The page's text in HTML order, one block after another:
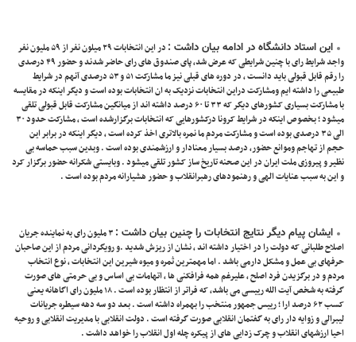
این استاد دانشگاه در ادامه بیان داشت :
در این انتخابات ۲۹ میلون نفر از ۵۹ ملیون نفر
واجد شرایط رای با چنین شرایطی که عرض شد، پای صندوق های رای حاضر شدند و حضور ۴۹ درصدی
را رقم قابل قبولی باید دانست ، در دوره های قبلی نیز ما مشارکت ۵۱ و ۵۳ درصدی آنهم در شرایط
طبیعی را داشته ایم ومشارکت دراین انتخابات نزدیک به ان انتخابات بوده است و دیگر اینکه در مقایسه
با مشارکت بسیاری کشورهای دیگر که ۳۳ تا ۶۰ درصد داشته اند از میانگین مشارکت قابل قبولی تلقی
میشود ؛ بخصوص اینکه در شرایط کرونا درکشورهایی که انتخابات برگزارشده است ، مشارکت حدود ۳۰
الی ۳۵ درصدی بوده است و مشارکت مردم ما نمره بالاتری اخذ کرده است ، دیگر اینکه در برابر این
حجم از تهاجم وموانع حضور، درصد بسیار معنادار و ارزشمندی بوده است . وبدین سبب حماسه بی
نظیر و پیروزی ملت ایران در این صحنه تاریخ ساز کشور تلقی میشود . وبایستی شکرانه حضور برگزار کرد
و این به سبب عنایات الهی و رهنمودهای رهبرانقلاب و حضور هشیارانه مردم بوده است .
ایشان پیام دیگر نتایج انتخابات را چنین بیان داشت :
۳ ملیون رای به نماینده جریان
اصلاح طلبانی که دولت را در اختیار داشته اند ، نشان از ریزش شدید .و رویگردانی مردم از این صاحبان
حرفهای بی عمل و مشکل دارمی باشد . اما مهمترین ثمره و میوه شیرین این انتخابات ، نوع انتخاب
مردم و در برگزیدن فرد اصلح ، علیرغم همه فرافکنی ها ، اتهامات بی اساس و بی حرمتی های صورت
گرفته به شخص آیت الله رییسی می باشد، که فراتر از انتظار بوده است . ۱۸ ملیون رای اگاهانه یعنی
کسب ۶۲ درصد ارا ؛ رییس جمهور منتخب را بهمراه داشته است . بعد دو سه دهه سیطره جریانات
لیبرالی و زوایه دار رای به گفتمان انقلابی صورت گرفته است . دولت انقلابی با مدیریت انقلابی و روحیه
احیا ارزشهای انقلاب و چرک زدایی های از پیکره چله اول انقلاب را خواهد داشت .